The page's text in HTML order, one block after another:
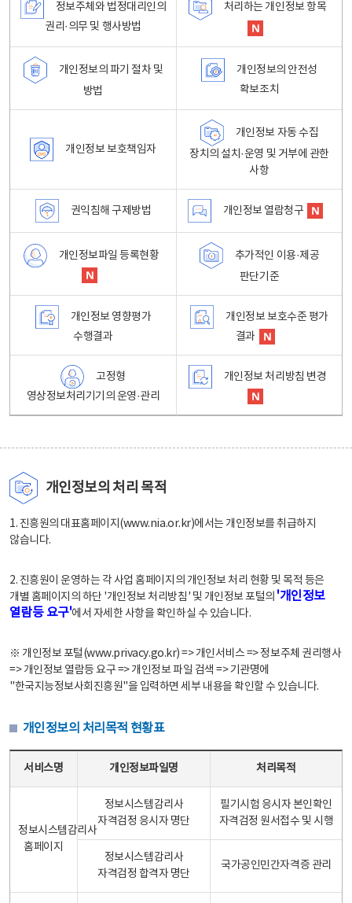
정보주체와 법정대리인의
권리·의무 및 행사방법
처리하는 개인정보 항목
개인정보의 파기 절차 및
방법
개인정보의 안전성
확보조치
개인정보 보호책임자
개인정보 자동 수집
장치의 설치·운영 및 거부에 관한
사항
권익침해 구제방법 개인정보 열람청구
개인정보파일 등록현황
추가적인 이용·제공
판단기준
개인정보 영향평가
수행결과
개인정보 보호수준 평가
결과
고정형
영상정보처리기기의 운영·관리
개인정보 처리방침 변경
개인정보의 처리 목적
1. 진흥원의 대표홈페이지(www.nia.or.kr)에서는 개인정보를 취급하지
않습니다.
2. 진흥원이 운영하는 각 사업 홈페이지의 개인정보 처리 현황 및 목적 등은
개별 홈페이지의 하단 '개인정보 처리방침' 및 개인정보 포털의 '개인정보
열람등 요구'에서 자세한 사항을 확인하실 수 있습니다.
※ 개인정보 포털(www.privacy.go.kr) => 개인서비스 => 정보주체 권리행사
=> 개인정보 열람등 요구 => 개인정보 파일 검색 => 기관명에
"한국지능정보사회진흥원"을 입력하면 세부 내용을 확인할 수 있습니다.
개인정보의 처리목적 현황표
서비스명 개인정보파일명 처리목적
정보시스템감리사
홈페이지
정보시스템감리사
자격검정 응시자 명단
필기시험 응시자 본인확인
자격검정 원서접수 및 시행
정보시스템감리사
자격검정 합격자 명단
국가공인민간자격증 관리